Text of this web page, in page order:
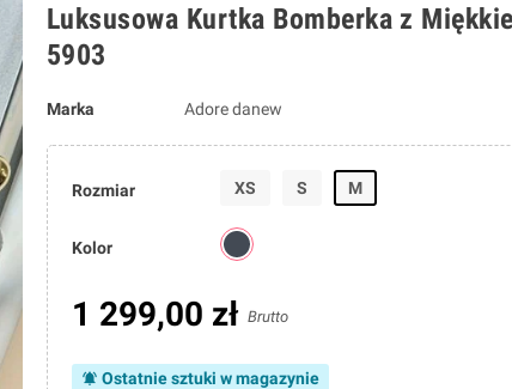
Luksusowa Kurtka Bomberka z
5903
Marka Adore danew
Rozmiar XS S M
Kolor
1 299,00 zł Brutto
notifications_active Ostatnie sztuki w magazynie